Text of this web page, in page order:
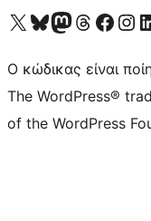
Visit our X (formerly Twitter) account
Visit our Bluesky account
Επισκεφθείτε τον λογαριασμό μας στο
Visit our Threads
Επισκεφτείτε τη
Ο κώδικας είναι
The WordPress®
of the WordPress